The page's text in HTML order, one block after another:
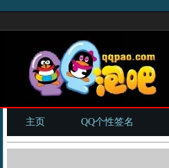
主页 QQ个性签名